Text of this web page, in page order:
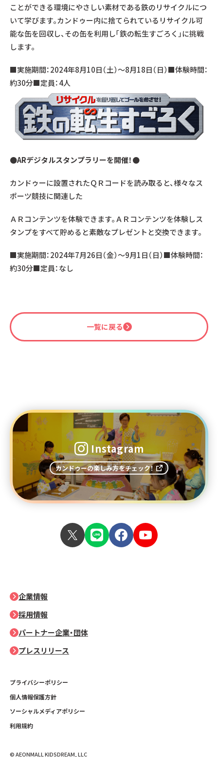
ことができる環境にやさしい素材である鉄のリサイクルにつ
いて学びます。カンドゥー内に捨てられているリサイクル可
能な⽸を回収し、その⽸を利⽤し「鉄の転⽣すごろく」に挑戦
します。
■実施期間：2024年8月10日（土）～8月18日（日）■体験時間：
約30分■定員：4人
●ARデジタルスタンプラリーを開催！●
カンドゥーに設置されたＱＲコードを読み取ると、様々なス
ポーツ競技に関連した
ＡＲコンテンツを体験できます。ＡＲコンテンツを体験しス
タンプをすべて貯めると素敵なプレゼントと交換できます。
■実施期間：2024年7月26日（金）～9月1日（日）■体験時間：
約30分■定員：なし
一覧に戻る
Instagram
カンドゥーの楽しみ方をチェック！
企業情報
採用情報
パートナー企業・団体
プレスリリース
プライバシーポリシー
個人情報保護方針
ソーシャルメディアポリシー
利用規約
© AEONMALL KIDSDREAM, LLC